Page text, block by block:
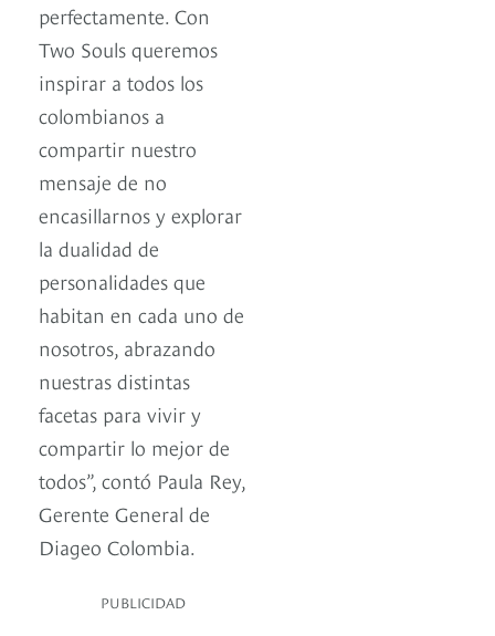
perfectamente. Con
Two Souls queremos
inspirar a todos los
colombianos a
compartir nuestro
mensaje de no
encasillarnos y explorar
la dualidad de
personalidades que
habitan en cada uno de
nosotros, abrazando
nuestras distintas
facetas para vivir y
compartir lo mejor de
todos”, contó Paula Rey,
Gerente General de
Diageo Colombia.
PUBLICIDAD